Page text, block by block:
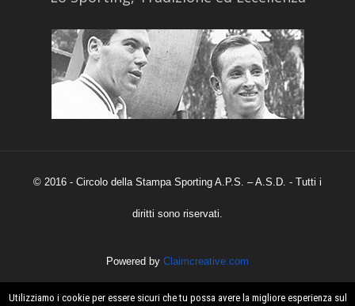
© 2016 - Circolo della Stampa Sporting A.P.S. – A.S.D. - Tutti i
diritti sono riservati.
Powered by Claimcreative.com
Utilizziamo i cookie per essere sicuri che tu possa avere la migliore esperienza sul